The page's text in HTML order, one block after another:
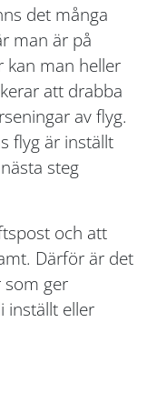
det många
man är på
kan man heller
att drabba
av flyg.
flyg är inställt
steg
och att
Därför är det
som ger
inställt eller